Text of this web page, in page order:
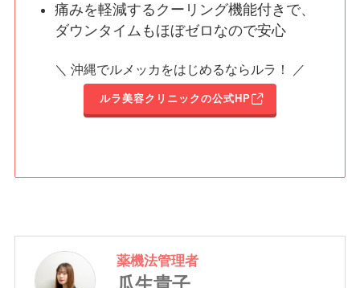
痛みを軽減するクーリング機能付きで、
ダウンタイムもほぼゼロなので安心
＼ 沖縄でルメッカをはじめるならルラ！ ／
ルラ美容クリニックの公式HP
薬機法管理者